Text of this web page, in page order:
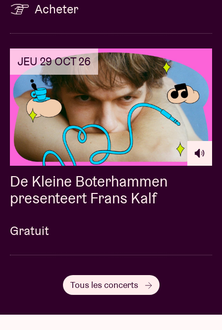
Acheter
JEU 29 OCT 26
De Kleine Boterhammen
presenteert Frans Kalf
Gratuit
Tous les concerts